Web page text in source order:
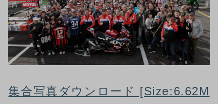
集合写真ダウンロード [Size:6.62M